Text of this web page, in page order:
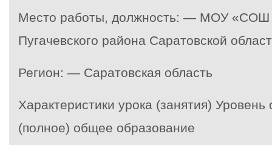
Место работы, должность: — МОУ «СОШ
Пугачевского района Саратовской
Регион: — Саратовская область
Характеристики урока (занятия)
(полное) общее образование